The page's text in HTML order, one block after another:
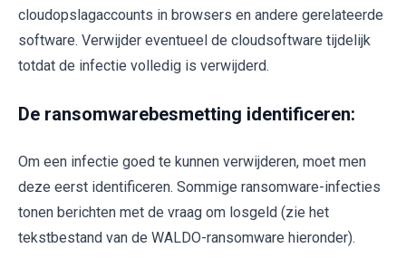
cloudopslagaccounts in browsers en andere gerelateerde
software. Verwijder eventueel de cloudsoftware tijdelijk
totdat de infectie volledig is verwijderd.
De ransomwarebesmetting identificeren:
Om een infectie goed te kunnen verwijderen, moet men
deze eerst identificeren. Sommige ransomware-infecties
tonen berichten met de vraag om losgeld (zie het
tekstbestand van de WALDO-ransomware hieronder).